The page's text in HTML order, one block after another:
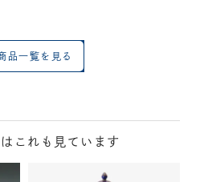
品一覧を見る
これも見ています